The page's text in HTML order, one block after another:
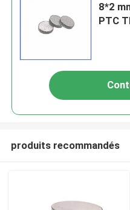
8*2
PTC
produits recommandés